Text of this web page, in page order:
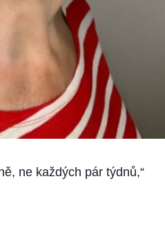
ne každých pár týdnů,“